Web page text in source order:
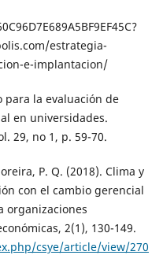
estrategia-
e-implantacion/
para la evaluación de
en universidades.
29, no 1, p. 59-70.
P. Q. (2018). Clima y
con el cambio gerencial
organizaciones
2(1), 130-149.
csye/article/view/270